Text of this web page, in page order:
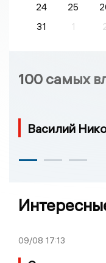
24
25
31
1
100 самых
Василий
09/08 17:13